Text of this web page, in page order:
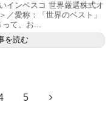
インベスコ 世界厳選株式オ
／愛称：「世界のベスト」
って、お...
を読む
5